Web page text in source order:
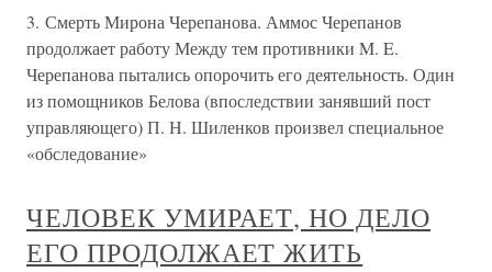
3. Смерть Мирона Черепанова. Аммос Черепанов
продолжает работу Между тем противники M. E.
Черепанова пытались опорочить его деятельность. Один
из помощников Белова (впоследствии занявший пост
управляющего) П. Н. Шиленков произвел специальное
«обследование»
ЧЕЛОВЕК УМИРАЕТ, НО ДЕЛО
ЕГО ПРОДОЛЖАЕТ ЖИТЬ